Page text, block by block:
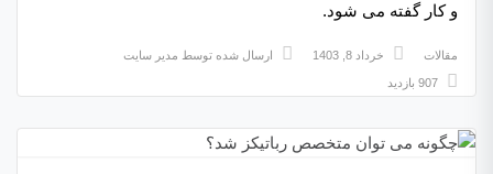
و کار گفته می شود.
مقالات خرداد 8, 1403 ارسال شده توسط مدیر سایت